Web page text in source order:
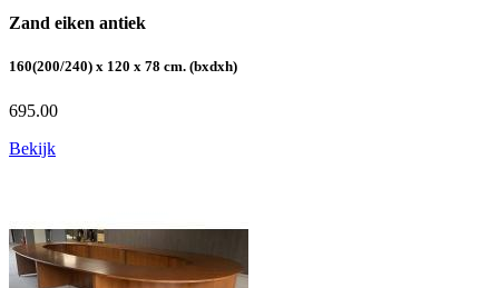
Zand eiken antiek
160(200/240) x 120 x 78 cm. (bxdxh)
695.00
Bekijk